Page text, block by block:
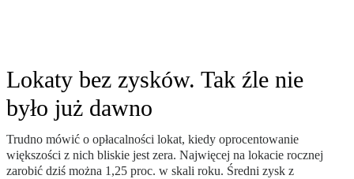
Lokaty bez zysków. Tak źle nie
było już dawno
Trudno mówić o opłacalności lokat, kiedy oprocentowanie
większości z nich bliskie jest zera. Najwięcej na lokacie rocznej
zarobić dziś można 1,25 proc. w skali roku. Średni zysk z